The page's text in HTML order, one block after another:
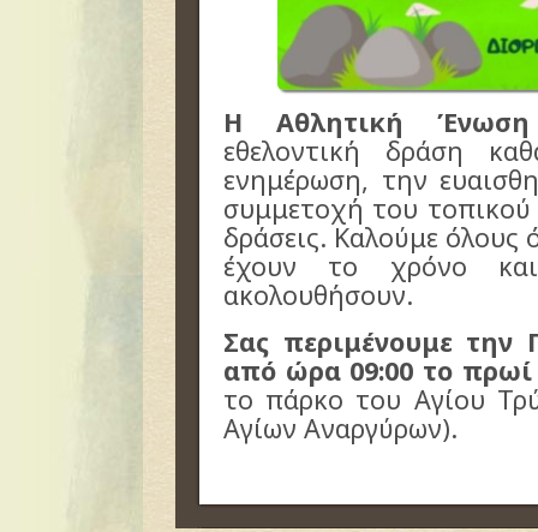
Η Αθλητική Ένωση
εθελοντική δράση
ενημέρωση, την
συμμετοχή του τοπικού
δράσεις. Καλούμε
έχουν το χρόνο
ακολουθήσουν.
Σας περιμένουμε την
από ώρα 09:00 το πρωί
το πάρκο του Αγίου
Αγίων Αναργύρων).